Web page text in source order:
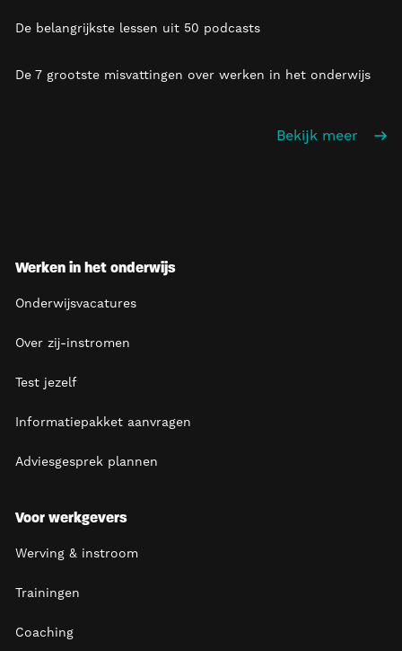
De belangrijkste lessen uit 50 podcasts
De 7 grootste misvattingen over werken in het onderwijs
Bekijk meer
Werken in het onderwijs
Onderwijsvacatures
Over zij-instromen
Test jezelf
Informatiepakket aanvragen
Adviesgesprek plannen
Voor werkgevers
Werving & instroom
Trainingen
Coaching